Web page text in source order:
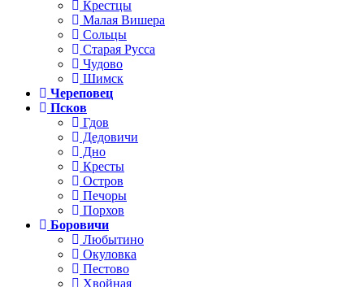
Крестцы
Малая Вишера
Сольцы
Старая Русса
Чудово
Шимск
Череповец
Псков
Гдов
Дедовичи
Дно
Кресты
Остров
Печоры
Порхов
Боровичи
Любытино
Окуловка
Пестово
Хвойная